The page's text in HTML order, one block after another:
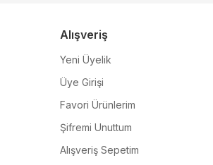
Alışveriş
Yeni Üyelik
Üye Girişi
Favori Ürünlerim
Şifremi Unuttum
Alışveriş Sepetim